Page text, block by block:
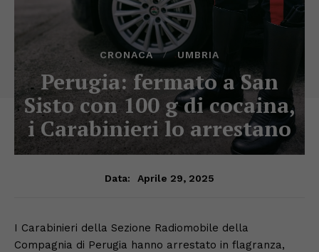
CRONACA UMBRIA
Perugia: fermato a San
Sisto con 100 g di cocaina,
i Carabinieri lo arrestano
Data: Aprile 29, 2025
I Carabinieri della Sezione Radiomobile della
Compagnia di Perugia hanno arrestato in flagranza,